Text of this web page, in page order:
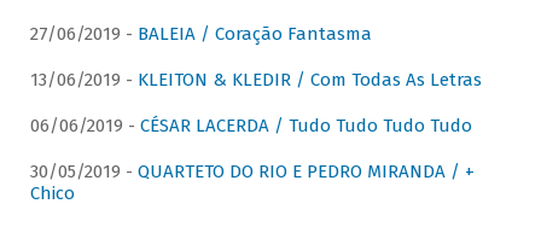
27/06/2019 - BALEIA / Coração Fantasma
13/06/2019 - KLEITON & KLEDIR / Com Todas As Letras
06/06/2019 - CÉSAR LACERDA / Tudo Tudo Tudo Tudo
30/05/2019 - QUARTETO DO RIO E PEDRO MIRANDA / +
Chico